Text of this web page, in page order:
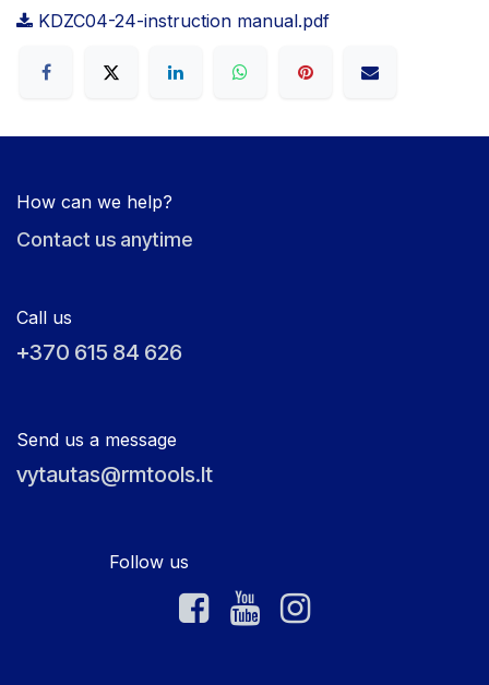
KDZC04-24-instruction manual.pdf
How can we help?
Contact us anytime
Call us
+370 615 84 626
Send us a message
vytautas@rmtools.lt
Follow us